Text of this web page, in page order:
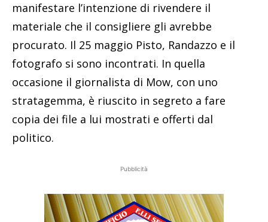
manifestare l’intenzione di rivendere il
materiale che il consigliere gli avrebbe
procurato. Il 25 maggio Pisto, Randazzo e il
fotografo si sono incontrati. In quella
occasione il giornalista di Mow, con uno
stratagemma, è riuscito in segreto a fare
copia dei file a lui mostrati e offerti dal
politico.
Pubblicità